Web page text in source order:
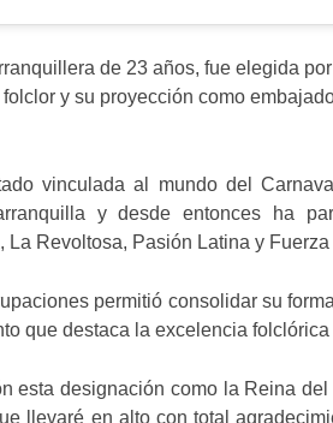
de 23 años, fue elegida
y su proyección como
vinculada al mundo del
y desde entonces ha
Revoltosa, Pasión Latina y Fuerza
permitió consolidar su
que destaca la excelencia
esta designación como la Reina
llevaré en alto con total